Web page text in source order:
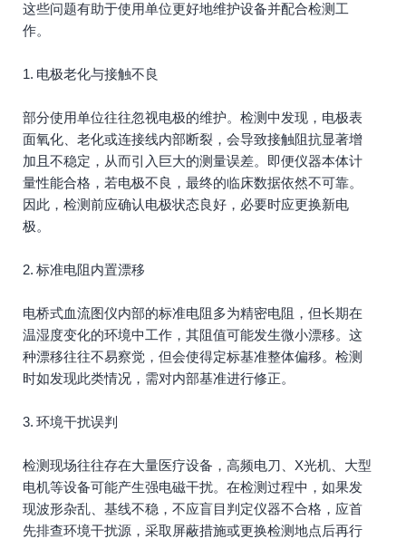
这些问题有助于使用单位更好地维护设备并配合检测工
作。
1. 电极老化与接触不良
部分使用单位往往忽视电极的维护。检测中发现，电极表
面氧化、老化或连接线内部断裂，会导致接触阻抗显著增
加且不稳定，从而引入巨大的测量误差。即便仪器本体计
量性能合格，若电极不良，最终的临床数据依然不可靠。
因此，检测前应确认电极状态良好，必要时应更换新电
极。
2. 标准电阻内置漂移
电桥式血流图仪内部的标准电阻多为精密电阻，但长期在
温湿度变化的环境中工作，其阻值可能发生微小漂移。这
种漂移往往不易察觉，但会使得定标基准整体偏移。检测
时如发现此类情况，需对内部基准进行修正。
3. 环境干扰误判
检测现场往往存在大量医疗设备，高频电刀、X光机、大型
电机等设备可能产生强电磁干扰。在检测过程中，如果发
现波形杂乱、基线不稳，不应盲目判定仪器不合格，应首
先排查环境干扰源，采取屏蔽措施或更换检测地点后再行